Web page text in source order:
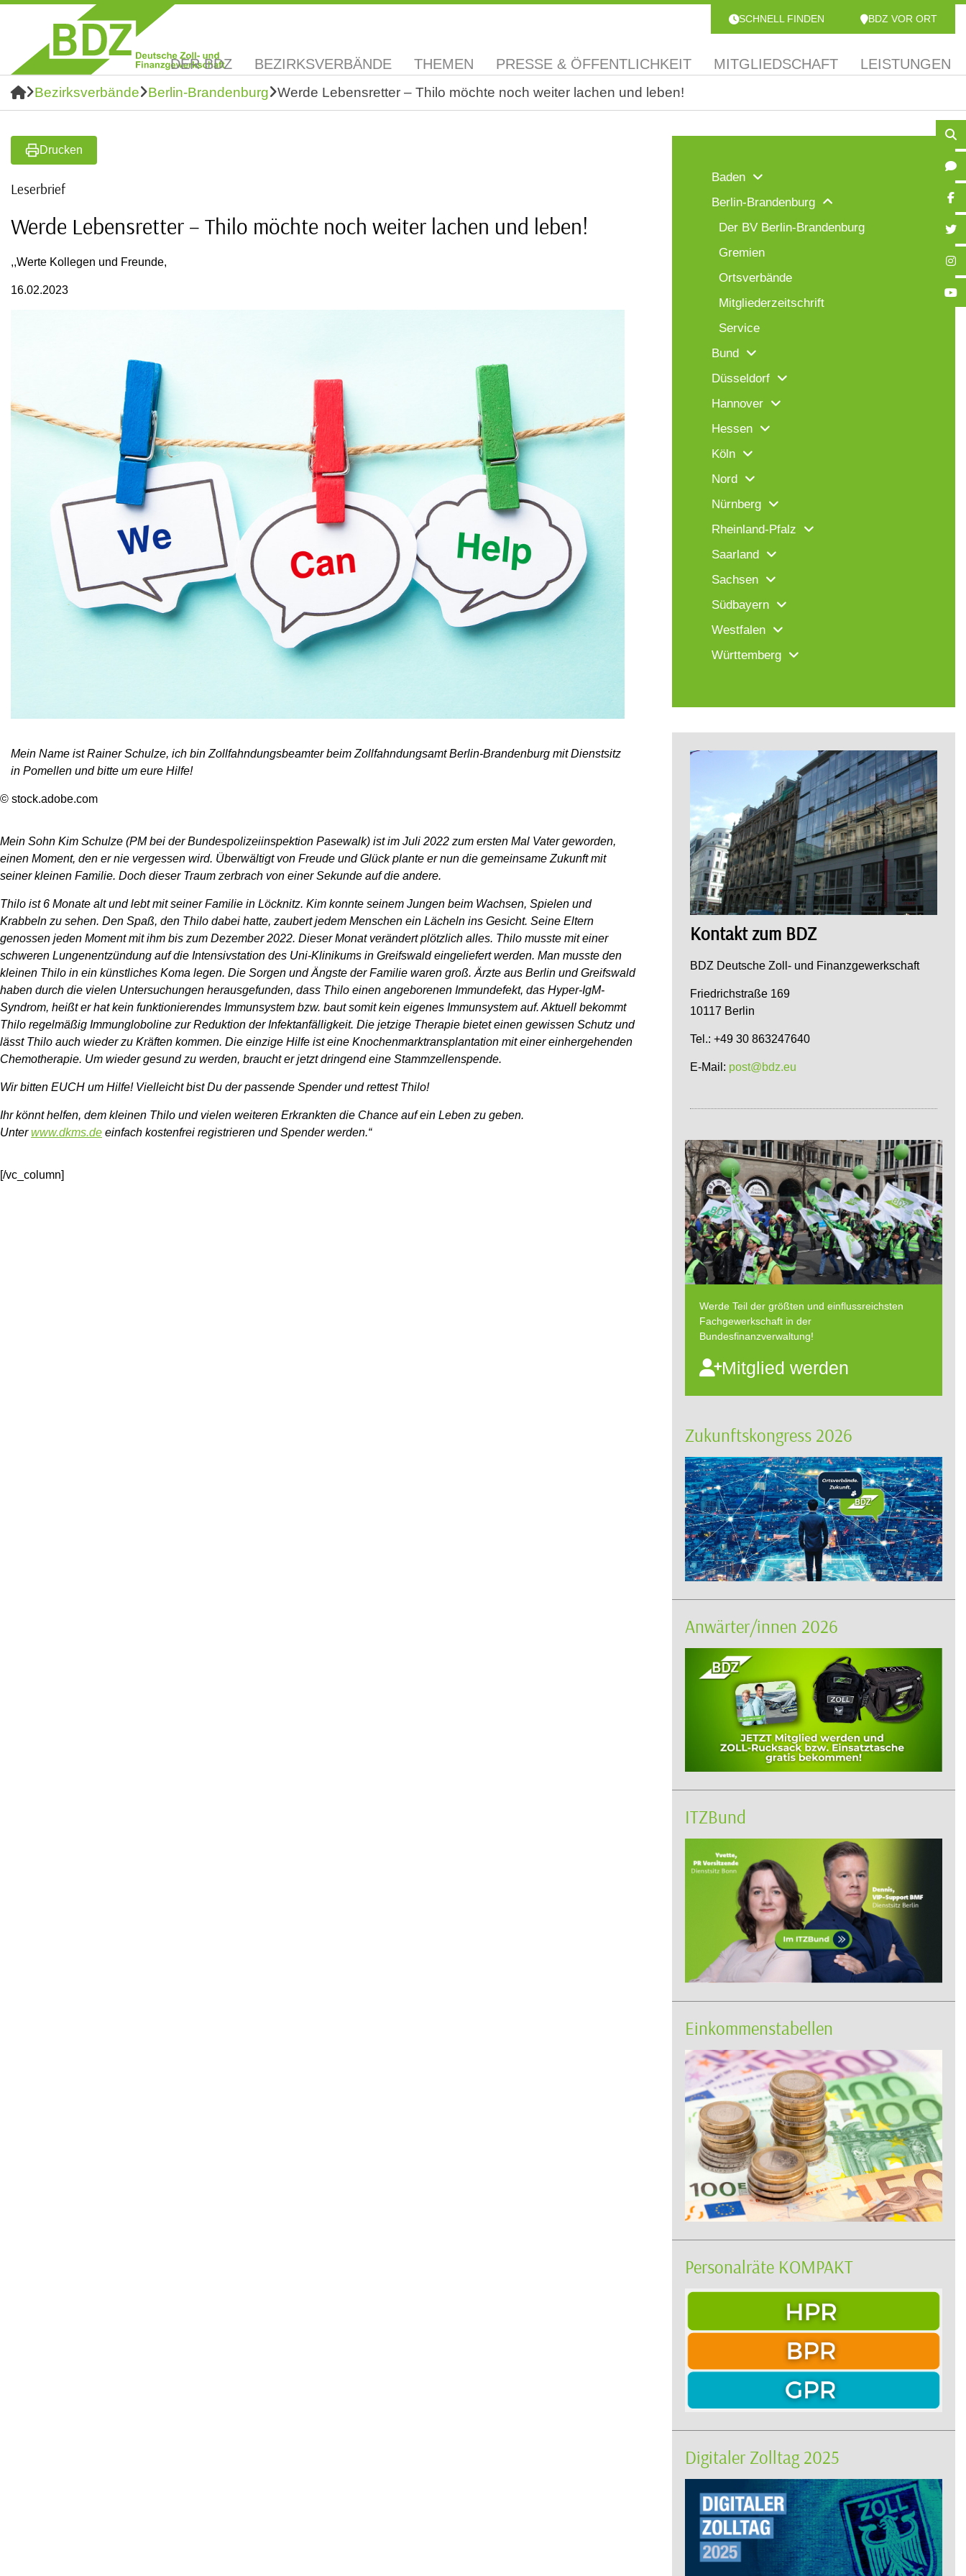
SCHNELL FINDEN BDZ VOR ORT
DER BDZ BEZIRKSVERBÄNDE THEMEN PRESSE & ÖFFENTLICHKEIT MITGLIEDSCHAFT LEISTUNGEN
Bezirksverbände Berlin-Brandenburg Werde Lebensretter – Thilo möchte noch weiter lachen und leben!
Drucken
Leserbrief
Werde Lebensretter – Thilo möchte noch weiter lachen und leben!
,,Werte Kollegen und Freunde,
16.02.2023
Mein Name ist Rainer Schulze, ich bin Zollfahndungsbeamter beim Zollfahndungsamt Berlin-Brandenburg mit Dienstsitz
in Pomellen und bitte um eure Hilfe!
© stock.adobe.com
Mein Sohn Kim Schulze (PM bei der Bundespolizeiinspektion Pasewalk) ist im Juli 2022 zum ersten Mal Vater geworden,
einen Moment, den er nie vergessen wird. Überwältigt von Freude und Glück plante er nun die gemeinsame Zukunft mit
seiner kleinen Familie. Doch dieser Traum zerbrach von einer Sekunde auf die andere.
Thilo ist 6 Monate alt und lebt mit seiner Familie in Löcknitz. Kim konnte seinem Jungen beim Wachsen, Spielen und
Krabbeln zu sehen. Den Spaß, den Thilo dabei hatte, zaubert jedem Menschen ein Lächeln ins Gesicht. Seine Eltern
genossen jeden Moment mit ihm bis zum Dezember 2022. Dieser Monat verändert plötzlich alles. Thilo musste mit einer
schweren Lungenentzündung auf die Intensivstation des Uni-Klinikums in Greifswald eingeliefert werden. Man musste den
kleinen Thilo in ein künstliches Koma legen. Die Sorgen und Ängste der Familie waren groß. Ärzte aus Berlin und Greifswald
haben durch die vielen Untersuchungen herausgefunden, dass Thilo einen angeborenen Immundefekt, das Hyper-IgM-
Syndrom, heißt er hat kein funktionierendes Immunsystem bzw. baut somit kein eigenes Immunsystem auf. Aktuell bekommt
Thilo regelmäßig Immungloboline zur Reduktion der Infektanfälligkeit. Die jetzige Therapie bietet einen gewissen Schutz und
lässt Thilo auch wieder zu Kräften kommen. Die einzige Hilfe ist eine Knochenmarktransplantation mit einer einhergehenden
Chemotherapie. Um wieder gesund zu werden, braucht er jetzt dringend eine Stammzellenspende.
Wir bitten EUCH um Hilfe! Vielleicht bist Du der passende Spender und rettest Thilo!
Ihr könnt helfen, dem kleinen Thilo und vielen weiteren Erkrankten die Chance auf ein Leben zu geben.
Unterwww.dkms.de einfach kostenfrei registrieren und Spender werden.“
[/vc_column]
Baden
Berlin-Brandenburg
Der BV Berlin-Brandenburg
Gremien
Ortsverbände
Mitgliederzeitschrift
Service
Bund
Düsseldorf
Hannover
Hessen
Köln
Nord
Nürnberg
Rheinland-Pfalz
Saarland
Sachsen
Südbayern
Westfalen
Württemberg
Kontakt zum BDZ
BDZ Deutsche Zoll- und Finanzgewerkschaft
Friedrichstraße 169
10117 Berlin
Tel.: +49 30 863247640
E-Mail: post@bdz.eu
Werde Teil der größten und einflussreichsten
Fachgewerkschaft in der
Bundesfinanzverwaltung!
Mitglied werden
Zukunftskongress 2026
Anwärter/innen 2026
ITZBund
Einkommenstabellen
Personalräte KOMPAKT
Digitaler Zolltag 2025